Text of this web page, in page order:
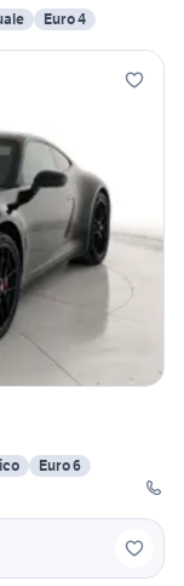
Euro 4
Euro 6